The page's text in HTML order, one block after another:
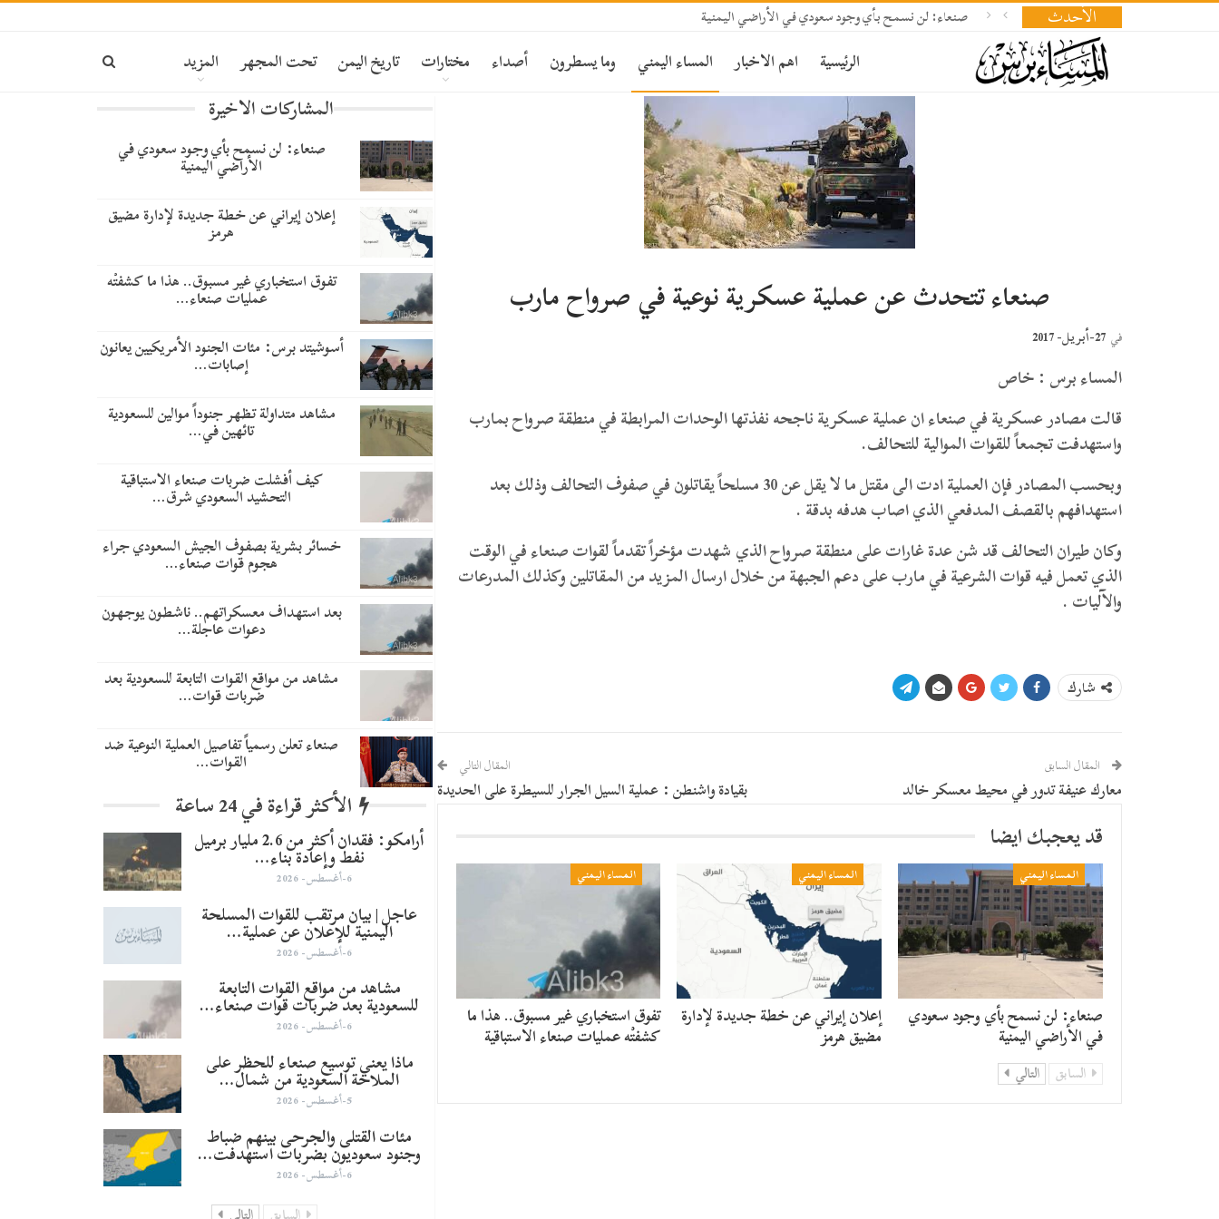
الأحدث صنعاء: لن نسمح بأي وجود سعودي في الأراضي اليمنية
الرئيسية اهم الاخبار المساء اليمني وما يسطرون أصداء مختارات تاريخ اليمن تحت المجهر المزيد
صنعاء تتحدث عن عملية عسكرية نوعية في صرواح مارب
في 27-أبريل- 2017
المساء برس : خاص
قالت مصادر عسكرية في صنعاء ان عملية عسكرية ناجحه نفذتها الوحدات المرابطة في منطقة صرواح بمارب
واستهدفت تجمعاً للقوات الموالية للتحالف.
وبحسب المصادر فإن العملية ادت الى مقتل ما لا يقل عن 30 مسلحاً يقاتلون في صفوف التحالف وذلك بعد
استهدافهم بالقصف المدفعي الذي اصاب هدفه بدقة .
وكان طيران التحالف قد شن عدة غارات على منطقة صرواح الذي شهدت مؤخراً تقدماً لقوات صنعاء في الوقت
الذي تعمل فيه قوات الشرعية في مارب على دعم الجبهة من خلال ارسال المزيد من المقاتلين وكذلك المدرعات
والآليات .
شارك
المقال السابق
معارك عنيفة تدور في محيط معسكر خالد
المقال التالي
بقيادة واشنطن : عملية السيل الجرار للسيطرة على الحديدة
قد يعجبك ايضا
المساء اليمني
صنعاء: لن نسمح بأي وجود سعودي
في الأراضي اليمنية
المساء اليمني
إعلان إيراني عن خطة جديدة لإدارة
مضيق هرمز
المساء اليمني
تفوق استخباري غير مسبوق.. هذا ما
كشفتْه عمليات صنعاء الاستباقية
السابق التالي
المشاركات الاخيرة
صنعاء: لن نسمح بأي وجود سعودي في
الأراضي اليمنية
إعلان إيراني عن خطة جديدة لإدارة مضيق
هرمز
تفوق استخباري غير مسبوق.. هذا ما كشفتْه
عمليات صنعاء…
أسوشيتد برس: مئات الجنود الأمريكيين يعانون
إصابات…
مشاهد متداولة تظهر جنوداً موالين للسعودية
تائهين في…
​كيف أفشلت ضربات صنعاء الاستباقية
التحشيد السعودي شرق…
خسائر بشرية بصفوف الجيش السعودي جراء
هجوم قوات صنعاء…
بعد استهداف معسكراتهم.. ناشطون يوجهون
دعوات عاجلة…
مشاهد من مواقع القوات التابعة للسعودية بعد
ضربات قوات…
صنعاء تعلن رسمياً تفاصيل العملية النوعية ضد
القوات…
الأكثر قراءة في 24 ساعة
أرامكو: فقدان أكثر من 2.6 مليار برميل
نفط وإعادة بناء…
6-أغسطس- 2026
عاجل | بيان مرتقب للقوات المسلحة
اليمنية للإعلان عن عملية…
6-أغسطس- 2026
مشاهد من مواقع القوات التابعة
للسعودية بعد ضربات قوات صنعاء…
6-أغسطس- 2026
ماذا يعني توسيع صنعاء للحظر على
الملاحة السعودية من شمال…
5-أغسطس- 2026
مئات القتلى والجرحى بينهم ضباط
وجنود سعوديون بضربات استهدفت…
6-أغسطس- 2026